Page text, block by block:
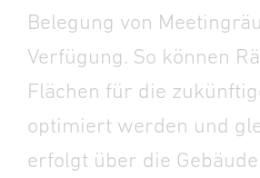
Belegung von
Verfügung. So können
Flächen für die
optimiert werden und
erfolgt über die